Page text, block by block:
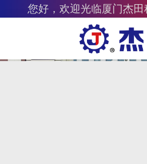
您好，欢迎光临厦门杰田